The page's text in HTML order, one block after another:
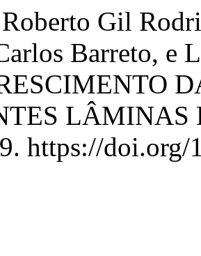
Gil
Barreto, e
https://